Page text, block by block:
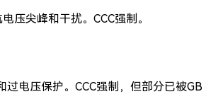
压尖峰和干扰。CCC强制。
电压保护。CCC强制，但部分已被GB